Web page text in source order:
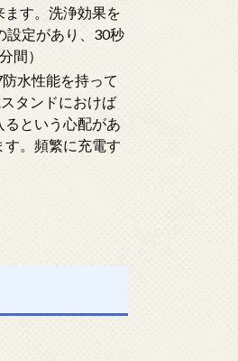
す。洗浄効果を
設定があり、30秒
間）
水性能を持って
タンドにおけば
という心配があ
。頻繁に充電す